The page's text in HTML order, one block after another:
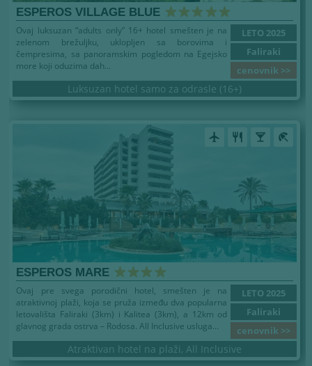
ESPEROS VILLAGE BLUE
LETO 2025
Faliraki
cenovnik >>
Ovaj luksuzan “adults only” 16+ hotel smešten je na
zelenom brežuljku, uklopljen sa borovima i
čempresima, sa panoramskim pogledom na Egejsko
more koji oduzima dah...
Luksuzan hotel samo za odrasle (16+)
airplanemode_active restaurant local_bar beach_access
ESPEROS MARE
LETO 2025
Faliraki
cenovnik >>
Ovaj pre svega porodični hotel, smešten je na
atraktivnoj plaži, koja se pruža između dva popularna
letovališta Faliraki (3km) i Kalitea (3km), a 12km od
glavnog grada ostrva – Rodosa. All Inclusive usluga...
Atraktivan hotel na plaži, All Inclusive